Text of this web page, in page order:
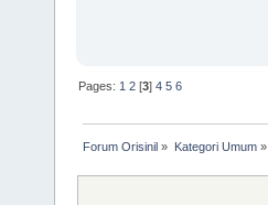
Pages: 1 2 [3]4 5 6
Forum Orisinil » Kategori Umum»